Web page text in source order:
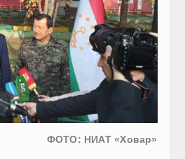
ФОТО: НИАТ «Ховар»